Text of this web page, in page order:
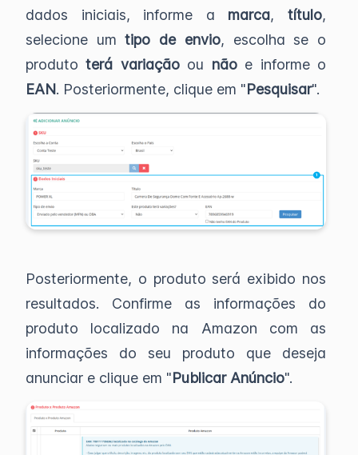
dados iniciais, informe a marca,título,
selecione um tipo de envio, escolha se o
produtoterá variaçãoou nãoe informe o
EAN. Posteriormente, clique em "Pesquisar".
Posteriormente, o produto será exibido nos
resultados. Confirme as informações do
produto localizado na Amazon com as
informações do seu produto que deseja
anunciar e clique em "Publicar Anúncio".